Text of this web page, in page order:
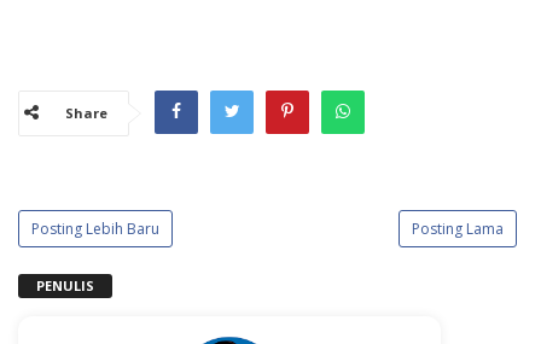
Share
Posting Lebih Baru Posting Lama
PENULIS